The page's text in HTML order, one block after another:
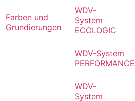
Farben und
Grundierungen
WDV-
System
ECOLOGIC
WDV-System
PERFORMANCE
WDV-
System